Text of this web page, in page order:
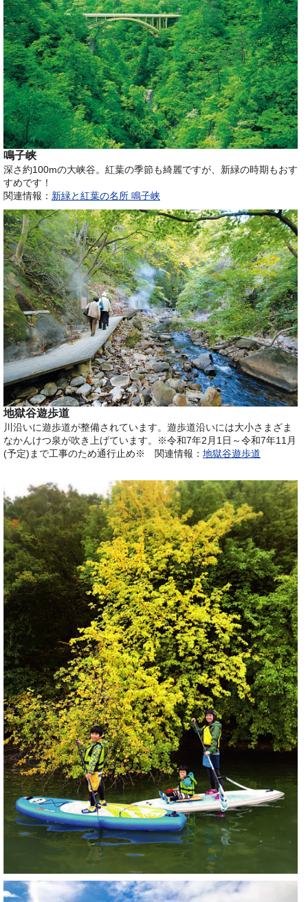
鳴子峡
深さ約100mの大峡谷。紅葉の季節も綺麗ですが、新緑の時期もおす
すめです！
関連情報： 新緑と紅葉の名所 鳴子峡
地獄谷遊歩道
川沿いに遊歩道が整備されています。遊歩道沿いには大小さまざま
なかんけつ泉が吹き上げています。※令和7年2月1日～令和7年11月
(予定)まで工事のため通行止め※ 関連情報： 地獄谷遊歩道